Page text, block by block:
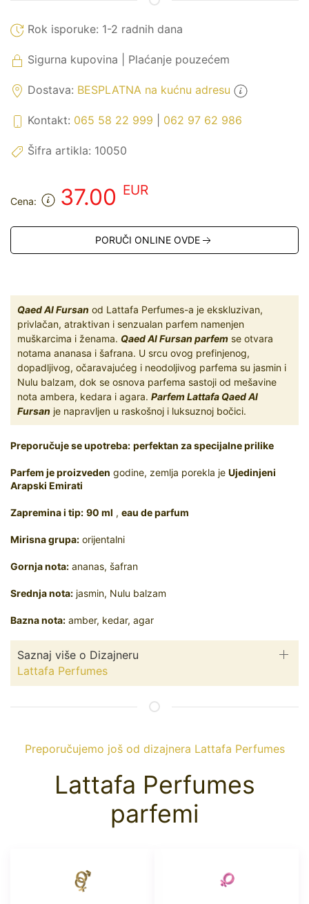
Rok isporuke: 1-2 radnih dana
Sigurna kupovina | Plaćanje pouzećem
Dostava: BESPLATNA na kućnu adresu
Kontakt: 065 58 22 999 062 97 62 986
Šifra artikla: 10050
Cena: 37.00 EUR
PORUČI ONLINE OVDE
Qaed Al Fursan od Lattafa Perfumes-a je ekskluzivan,
privlačan, atraktivan i senzualan parfem namenjen
muškarcima i ženama. Qaed Al Fursan parfem se otvara
notama ananasa i šafrana. U srcu ovog prefinjenog,
dopadljivog, očaravajućeg i neodoljivog parfema su jasmin i
Nulu balzam, dok se osnova parfema sastoji od mešavine
nota ambera, kedara i agara. Parfem Lattafa Qaed Al
Fursan je napravljen u raskošnoj i luksuznoj bočici.
Preporučuje se upotreba: perfektan za specijalne prilike
Parfem je proizveden godine, zemlja porekla je Ujedinjeni
Arapski Emirati
Zapremina i tip: 90 ml , eau de parfum
Mirisna grupa: orijentalni
Gornja nota: ananas, šafran
Srednja nota: jasmin, Nulu balzam
Bazna nota: amber, kedar, agar
Saznaj više o Dizajneru
Lattafa Perfumes
Preporučujemo još od dizajnera Lattafa Perfumes
Lattafa Perfumes
parfemi